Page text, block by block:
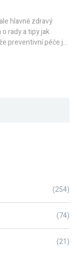
hlavně zdravý
rady a tipy jak
preventivní péče je
udržet zuby
vyplatí se tomu
(254)
(74)
(21)